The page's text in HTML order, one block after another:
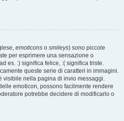
emoticons o smileys) sono piccole
per esprimere una sensazione o
es. :) significa felice, :( significa triste.
queste serie di caratteri in immagini.
visibile nella pagina di invio messaggi.
emoticon, possono facilmente rendere
potrebbe decidere di modificarlo o